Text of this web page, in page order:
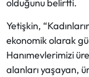
olduğunu belirtti.
Yetişkin,
ekonomik olarak
Hanımevlerimizi
alanları yaşayan,